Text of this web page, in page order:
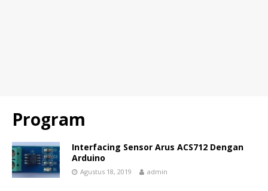
Program
Interfacing Sensor Arus ACS712 Dengan
Arduino
Agustus 18, 2019 admin